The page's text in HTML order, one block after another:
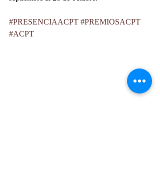
#PRESENCIAACPT #PREMIOSACPT
#ACPT